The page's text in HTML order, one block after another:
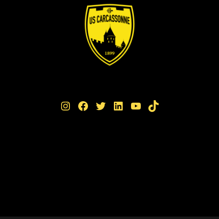
Instagram Facebook Twitter LinkedIn YouTube TikTok